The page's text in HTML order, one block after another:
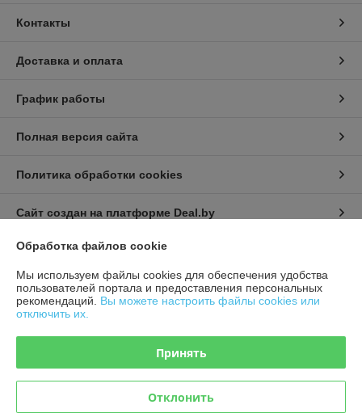
Контакты
Доставка и оплата
График работы
Полная версия сайта
Политика обработки cookies
Сайт создан на платформе Deal.by
Обработка файлов cookie
Мы используем файлы cookies для обеспечения удобства
пользователей портала и предоставления персональных
рекомендаций. Вы можете настроить файлы cookies или
отключить их.
Принять
Отклонить